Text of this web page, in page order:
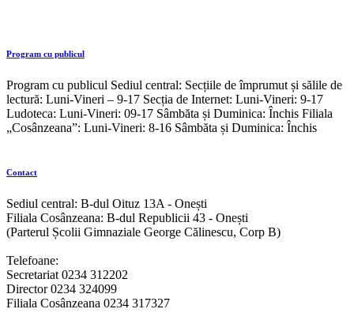
Program cu publicul
Program cu publicul Sediul central: Secțiile de împrumut și sălile de
lectură: Luni-Vineri – 9-17 Secția de Internet: Luni-Vineri: 9-17
Ludoteca: Luni-Vineri: 09-17 Sâmbăta și Duminica: Închis Filiala
„Cosânzeana”: Luni-Vineri: 8-16 Sâmbăta și Duminica: Închis
Contact
Sediul central: B-dul Oituz 13A - Onești
Filiala Cosânzeana: B-dul Republicii 43 - Onești
(Parterul Școlii Gimnaziale George Călinescu, Corp B)
Telefoane:
Secretariat 0234 312202
Director 0234 324099
Filiala Cosânzeana 0234 317327